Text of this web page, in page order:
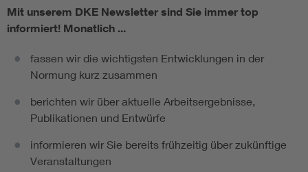
Mit unserem DKE Newsletter sind Sie immer top
informiert! Monatlich ...
fassen wir die wichtigsten Entwicklungen in der
Normung kurz zusammen
berichten wir über aktuelle Arbeitsergebnisse,
Publikationen und Entwürfe
informieren wir Sie bereits frühzeitig über zukünftige
Veranstaltungen